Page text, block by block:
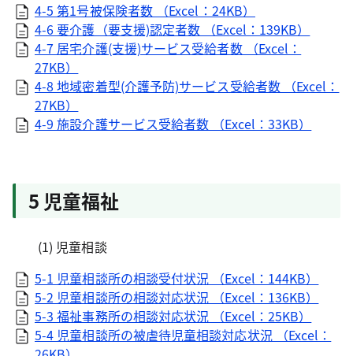
4-5 第1号被保険者数 （Excel：24KB）
4-6 要介護（要支援)認定者数 （Excel：139KB）
4-7 居宅介護(支援)サービス受給者数 （Excel：
27KB）
4-8 地域密着型(介護予防)サービス受給者数 （Excel：
27KB）
4-9 施設介護サービス受給者数 （Excel：33KB）
5 児童福祉
(1) 児童相談
5-1 児童相談所の相談受付状況 （Excel：144KB）
5-2 児童相談所の相談対応状況 （Excel：136KB）
5-3 福祉事務所の相談対応状況 （Excel：25KB）
5-4 児童相談所の被虐待児童相談対応状況 （Excel：